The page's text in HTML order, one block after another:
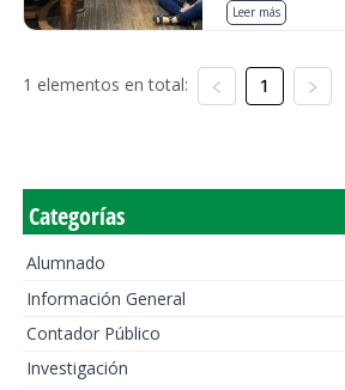
Leer más
1 elementos en total: 1
Categorías
Alumnado
Información General
Contador Público
Investigación